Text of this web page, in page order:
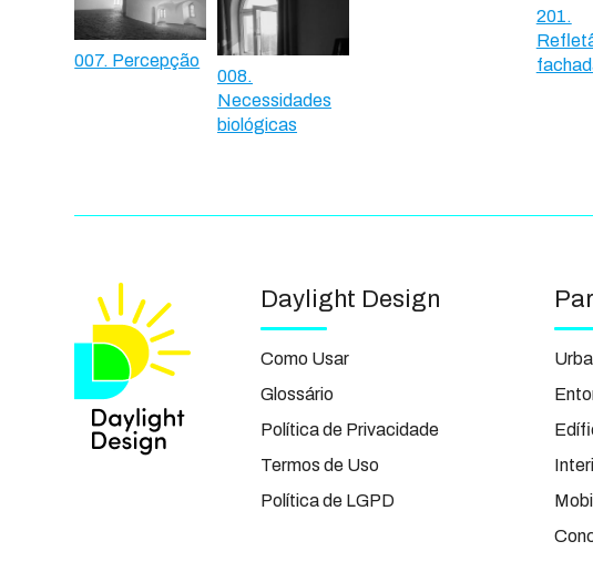
007. Percepção
008.
Necessidades
biológicas
201.
Daylight Design
Como Usar
Glossário
Política de Privacidade
Termos de Uso
Política de LGPD